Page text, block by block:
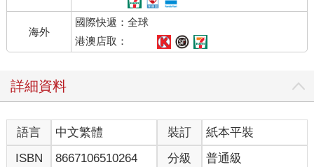
海外
國際快遞：全球
港澳店取：
詳細資料
語言 中文繁體 裝訂
紙本平裝
ISBN
8667106510264 分級 普通級